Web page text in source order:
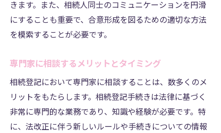
きます。また、相続人同士のコミュニケーションを円滑
にすることも重要で、合意形成を図るための適切な方法
を模索することが必要です。
専門家に相談するメリットとタイミング
相続登記において専門家に相談することは、数多くのメ
リットをもたらします。相続登記手続きは法律に基づく
非常に専門的な業務であり、知識や経験が必要です。特
に、法改正に伴う新しいルールや手続きについての情報